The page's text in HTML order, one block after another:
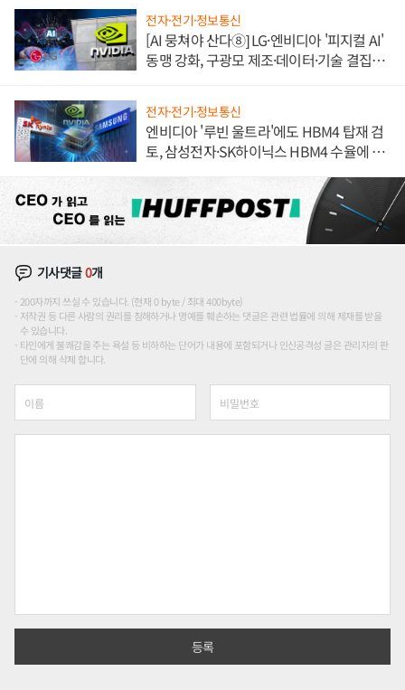
전자·전기·정보통신
[AI 뭉쳐야 산다⑧] LG·엔비디아 '피지컬 AI'
동맹 강화, 구광모 제조·데이터·기술 결집
전자·전기·정보통신
엔비디아 '루빈 울트라'에도 HBM4 탑재 검
토, 삼성전자·SK하이닉스 HBM4 수율에 주
기사댓글0개
200자까지 쓰실 수 있습니다. (현재 0 byte / 최대 400byte)
저작권 등 다른 사람의 권리를 침해하거나 명예를 훼손하는 댓글은 관련 법률에 의해 제재를 받을
수 있습니다.
타인에게 불쾌감을 주는 욕설 등 비하하는 단어가 내용에 포함되거나 인신공격성 글은 관리자의 판
단에 의해 삭제 합니다.